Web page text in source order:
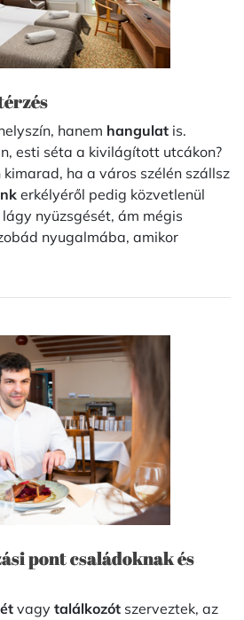
hanem hangulat is.
esti séta a kivilágított utcákon?
kimarad, ha a város szélén szállsz
erkélyéről pedig közvetlenül
nyüzsgését, ám mégis
nyugalmába, amikor
pont családoknak és
vagy találkozót szerveztek, az